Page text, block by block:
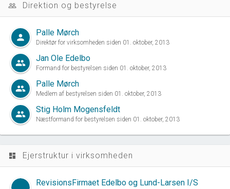
people_outline Direktion og bestyrelse
person Palle Mørch
Direktør for virksomheden siden 01. oktober, 2013
group Jan Ole Edelbo
Formand for bestyrelsen siden 01. oktober, 2013
group Palle Mørch
Medlem af bestyrelsen siden 01. oktober, 2013
group Stig Holm Mogensfeldt
Næstformand for bestyrelsen siden 01. oktober, 2013
dashboard Ejerstruktur i virksomheden
RevisionsFirmaet Edelbo og Lund-Larsen I/S